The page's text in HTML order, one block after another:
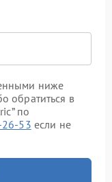
ниже
обратиться в
по
26-53 если не